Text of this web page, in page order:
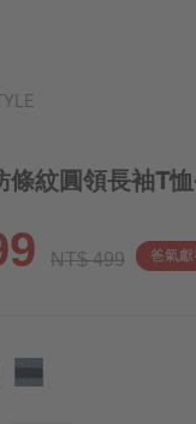
條紋圓領長袖T
NT$ 499 爸氣